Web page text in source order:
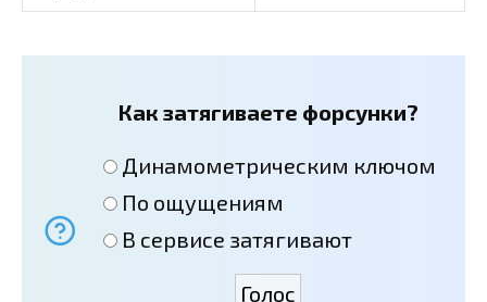
Как затягиваете форсунки?
Динамометрическим ключом
По ощущениям
В сервисе затягивают